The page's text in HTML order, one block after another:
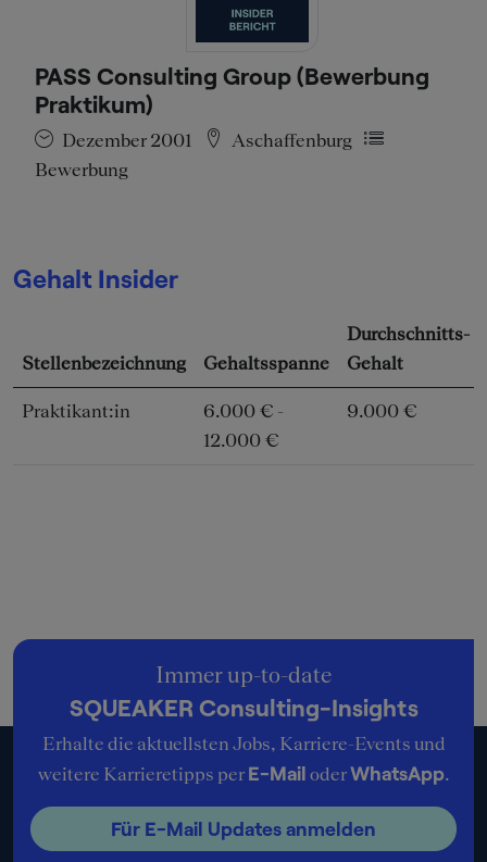
PASS Consulting Group (Bewerbung
Praktikum)
Dezember 2001
Aschaffenburg
Bewerbung
Gehalt Insider
Stellenbezeichnung Gehaltsspanne
Durchschnitts-
Gehalt
Praktikant:in
6.000 € -
12.000 €
9.000 €
Immer up-to-date
SQUEAKER Consulting-Insights
Erhalte die aktuellsten Jobs, Karriere-Events und
weitere Karrieretipps per E-Mail oderWhatsApp.
Für E-Mail Updates anmelden